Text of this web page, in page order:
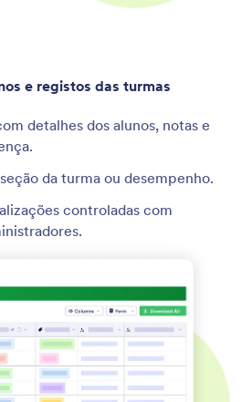
e registos das turmas
detalhes dos alunos, notas e
da turma ou desempenho.
controladas com